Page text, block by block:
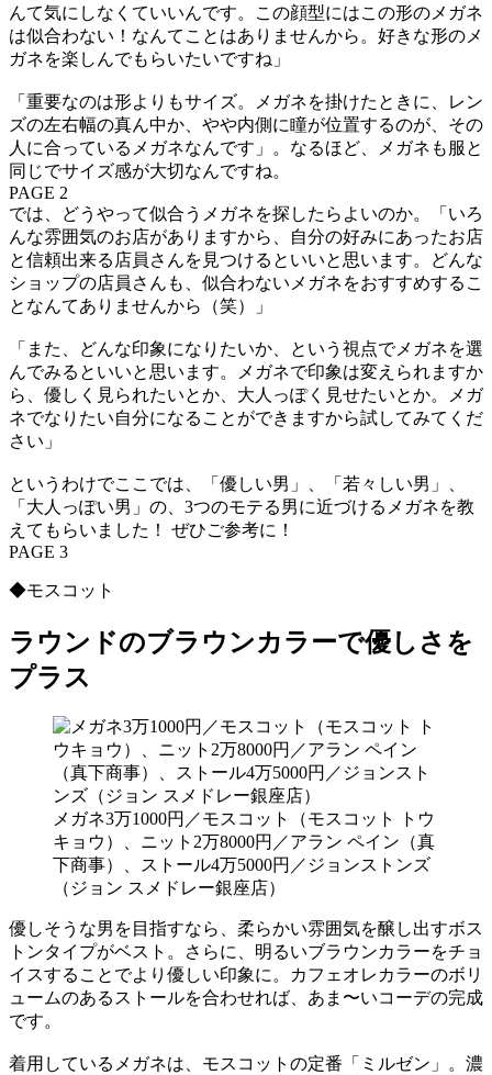
んて気にしなくていいんです。この顔型にはこの形のメガネ
は似合わない！なんてことはありませんから。好きな形のメ
ガネを楽しんでもらいたいですね」
「重要なのは形よりもサイズ。メガネを掛けたときに、レン
ズの左右幅の真ん中か、やや内側に瞳が位置するのが、その
人に合っているメガネなんです」。なるほど、メガネも服と
同じでサイズ感が大切なんですね。
PAGE 2
では、どうやって似合うメガネを探したらよいのか。「いろ
んな雰囲気のお店がありますから、自分の好みにあったお店
と信頼出来る店員さんを見つけるといいと思います。どんな
ショップの店員さんも、似合わないメガネをおすすめするこ
となんてありませんから（笑）」
「また、どんな印象になりたいか、という視点でメガネを選
んでみるといいと思います。メガネで印象は変えられますか
ら、優しく見られたいとか、大人っぽく見せたいとか。メガ
ネでなりたい自分になることができますから試してみてくだ
さい」
というわけでここでは、「優しい男」、「若々しい男」、
「大人っぽい男」の、3つのモテる男に近づけるメガネを教
えてもらいました！ ぜひご参考に！
PAGE 3
◆モスコット
ラウンドのブラウンカラーで優しさを
プラス
メガネ3万1000円／モスコット（モスコット トウ
キョウ）、ニット2万8000円／アラン ペイン（真
下商事）、ストール4万5000円／ジョンストンズ
（ジョン スメドレー銀座店）
優しそうな男を目指すなら、柔らかい雰囲気を醸し出すボス
トンタイプがベスト。さらに、明るいブラウンカラーをチョ
イスすることでより優しい印象に。カフェオレカラーのボリ
ュームのあるストールを合わせれば、あま〜いコーデの完成
です。
着用しているメガネは、モスコットの定番「ミルゼン」。濃